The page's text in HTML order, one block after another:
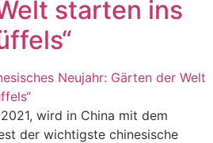
starten ins
wird in China mit dem
der wichtigste chinesische